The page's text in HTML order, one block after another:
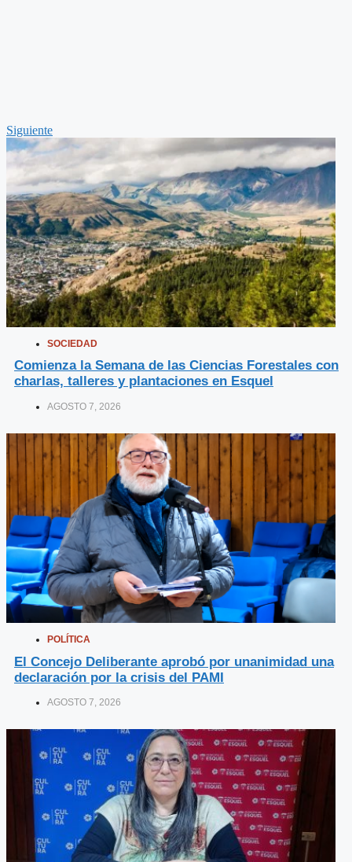
Siguiente
SOCIEDAD
Comienza la Semana de las Ciencias Forestales con
charlas, talleres y plantaciones en Esquel
AGOSTO 7, 2026
POLÍTICA
El Concejo Deliberante aprobó por unanimidad una
declaración por la crisis del PAMI
AGOSTO 7, 2026